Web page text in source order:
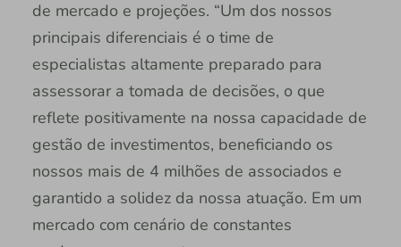
de mercado e projeções. “Um dos nossos
principais diferenciais é o time de
especialistas altamente preparado para
assessorar a tomada de decisões, o que
reflete positivamente na nossa capacidade de
gestão de investimentos, beneficiando os
nossos mais de 4 milhões de associados e
garantido a solidez da nossa atuação. Em um
mercado com cenário de constantes